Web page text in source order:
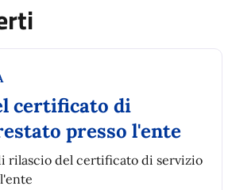
certificato di
presso l'ente
rilascio del certificato di servizio